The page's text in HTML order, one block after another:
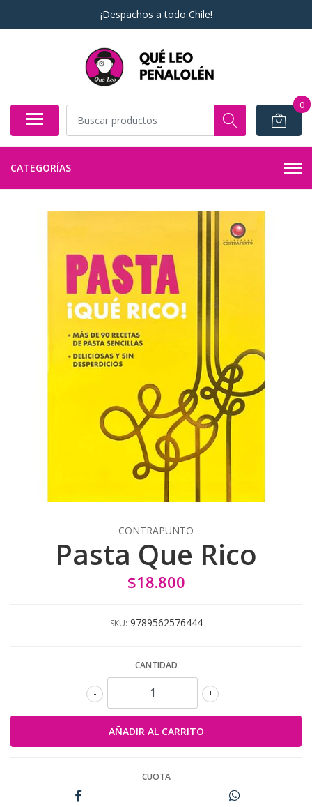
¡Despachos a todo Chile!
0
CATEGORÍAS
CONTRAPUNTO
Pasta Que Rico
$18.800
SKU: 9789562576444
CANTIDAD
+
-
CUOTA